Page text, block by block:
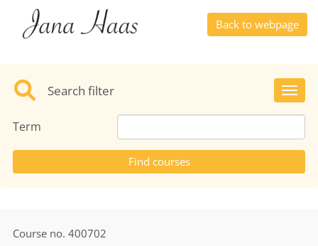
Back to webpage
Search filter
Term
Course no. 400702